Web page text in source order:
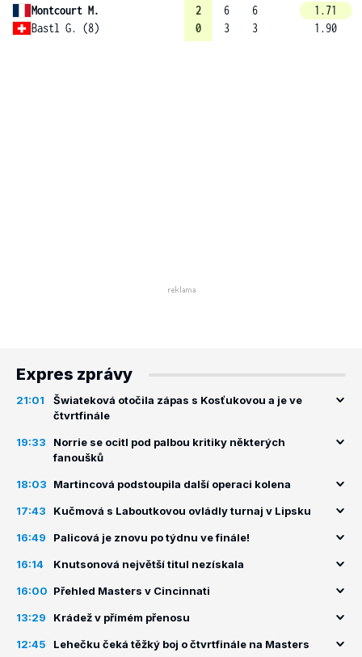
Montcourt M.
Bastl G. (8)
2
0
6
3
6
3
1.71
1.90
Expres zprávy
21:01
Šwiateková otočila zápas s Kosťukovou a je ve
čtvrtfinále
19:33
Norrie se ocitl pod palbou kritiky některých
fanoušků
18:03 Martincová podstoupila další operaci kolena
17:43 Kučmová s Laboutkovou ovládly turnaj v Lipsku
16:49 Palicová je znovu po týdnu ve finále!
16:14 Knutsonová největší titul nezískala
16:00 Přehled Masters v Cincinnati
13:29 Krádež v přímém přenosu
12:45 Lehečku čeká těžký boj o čtvrtfinále na Masters